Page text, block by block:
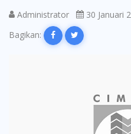
Administrator 30 Januari
Bagikan: